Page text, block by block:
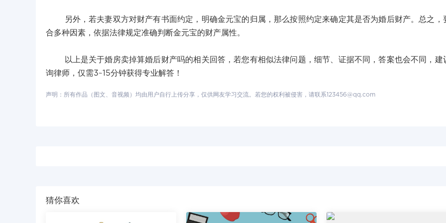
另外，若夫妻双方对财产有书面约定，明确金元宝的归属，那么按照约定来确定其是否为婚后财产。总之，
合多种因素，依据法律规定准确判断金元宝的财产属性。
以上是关于婚房卖掉算婚后财产吗的相关回答，若您有相似法律问题，细节、证据不同，答案也会不同，建
询律师，仅需3~15分钟获得专业解答！
声明：所有作品（图文、音视频）均由用户自行上传分享，仅供网友学习交流。若您的权利被侵害，请联系123456@qq.com
猜你喜欢